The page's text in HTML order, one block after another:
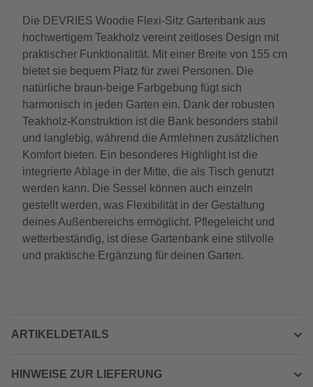
Die DEVRIES Woodie Flexi-Sitz Gartenbank aus
hochwertigem Teakholz vereint zeitloses Design mit
praktischer Funktionalität. Mit einer Breite von 155 cm
bietet sie bequem Platz für zwei Personen. Die
natürliche braun-beige Farbgebung fügt sich
harmonisch in jeden Garten ein. Dank der robusten
Teakholz-Konstruktion ist die Bank besonders stabil
und langlebig, während die Armlehnen zusätzlichen
Komfort bieten. Ein besonderes Highlight ist die
integrierte Ablage in der Mitte, die als Tisch genutzt
werden kann. Die Sessel können auch einzeln
gestellt werden, was Flexibilität in der Gestaltung
deines Außenbereichs ermöglicht. Pflegeleicht und
wetterbeständig, ist diese Gartenbank eine stilvolle
und praktische Ergänzung für deinen Garten.
ARTIKELDETAILS
HINWEISE ZUR LIEFERUNG